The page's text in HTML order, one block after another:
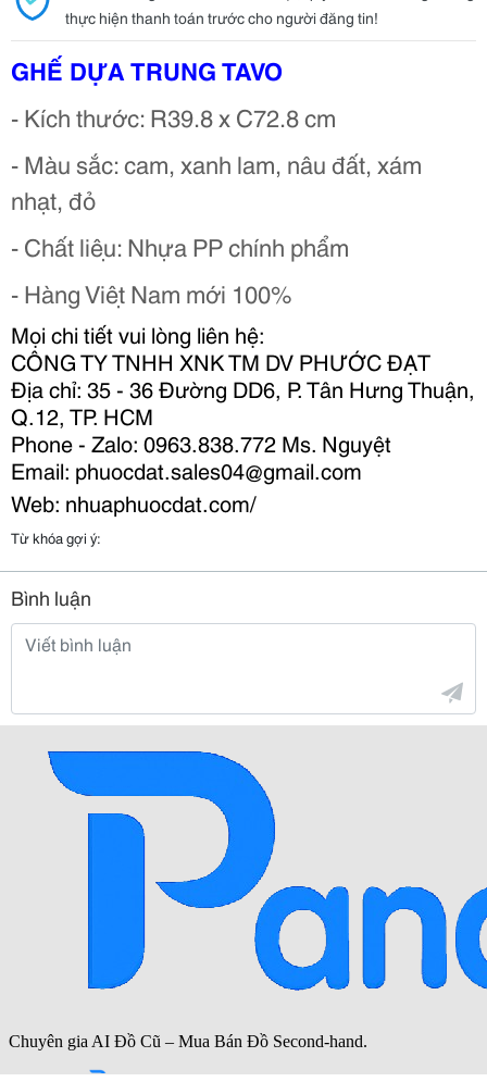
thực hiện thanh toán trước cho người đăng tin!
GHẾ DỰA TRUNG TAVO
- Kích thước: R39.8 x C72.8 cm
- Màu sắc: cam, xanh lam, nâu đất, xám
nhạt, đỏ
- Chất liệu: Nhựa PP chính phẩm
- Hàng Việt Nam mới 100%
Mọi chi tiết vui lòng liên hệ:
CÔNG TY TNHH XNK TM DV PHƯỚC ĐẠT
Địa chỉ: 35 - 36 Đường DD6, P. Tân Hưng Thuận,
Q.12, TP. HCM
Phone - Zalo: 0963.838.772 Ms. Nguyệt
Email: phuocdat.sales04@gmail.com
Web: nhuaphuocdat.com/
Từ khóa gợi ý:
Bình luận